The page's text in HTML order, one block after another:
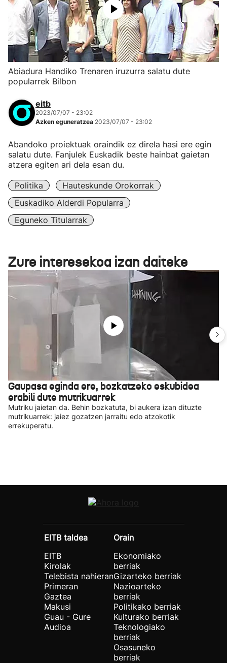
Abiadura Handiko Trenaren iruzurra salatu dute
popularrek Bilbon
eitb
2023/07/07 - 23:02
Azken eguneratzea 2023/07/07 - 23:02
Abandoko proiektuak oraindik ez direla hasi ere egin
salatu dute. Fanjulek Euskadik beste hainbat gaietan
atzera egiten ari dela esan du.
Politika
Hauteskunde Orokorrak
Euskadiko Alderdi Popularra
Eguneko Titularrak
Zure interesekoa izan daiteke
Gaupasa eginda ere, bozkatzeko eskubidea
erabili dute mutrikuarrek
Mutriku jaietan da. Behin bozkatuta, bi aukera izan dituzte
mutrikuarrek: jaiez gozatzen jarraitu edo atzokotik
errekuperatu.
EITB taldea
EITB
Kirolak
Telebista nahieran
Primeran
Gaztea
Makusi
Guau - Gure
Audioa
Orain
Ekonomiako
berriak
Gizarteko berriak
Nazioarteko
berriak
Politikako berriak
Kulturako berriak
Teknologiako
berriak
Osasuneko
berriak